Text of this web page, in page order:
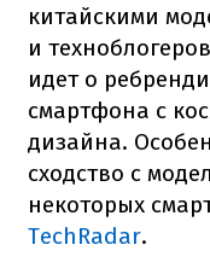
китайскими
и
идет о
смартфона с
дизайна.
сходство с
некоторых
TechRadar.